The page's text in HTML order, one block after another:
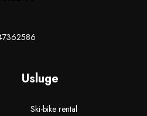
Usluge
Ski-bike rental